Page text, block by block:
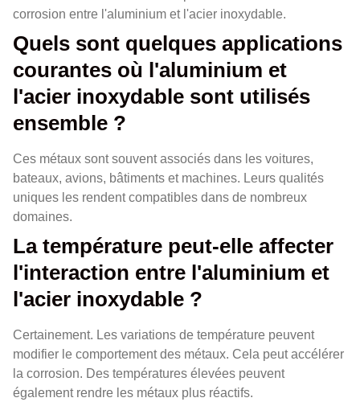
corrosion entre l'aluminium et l'acier inoxydable.
Quels sont quelques applications
courantes où l'aluminium et
l'acier inoxydable sont utilisés
ensemble ?
Ces métaux sont souvent associés dans les voitures,
bateaux, avions, bâtiments et machines. Leurs qualités
uniques les rendent compatibles dans de nombreux
domaines.
La température peut-elle affecter
l'interaction entre l'aluminium et
l'acier inoxydable ?
Certainement. Les variations de température peuvent
modifier le comportement des métaux. Cela peut accélérer
la corrosion. Des températures élevées peuvent
également rendre les métaux plus réactifs.